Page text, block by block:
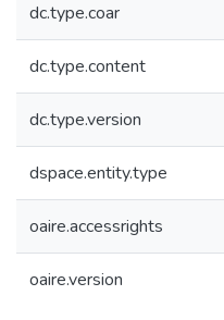
dc.type.coar
dc.type.content
dc.type.version
dspace.entity.type
oaire.accessrights
oaire.version